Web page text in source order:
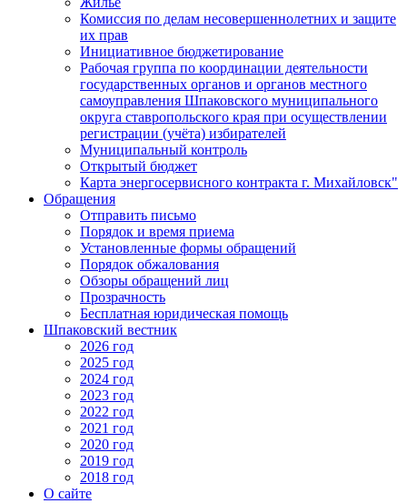
Комиссия по делам несовершеннолетних и защите
их прав
Инициативное бюджетирование
Рабочая группа по координации деятельности
государственных органов и органов местного
самоуправления Шпаковского муниципального
округа ставропольского края при осуществлении
регистрации (учёта) избирателей
Муниципальный контроль
Открытый бюджет
Карта энергосервисного контракта г. Михайловск"
Обращения
Отправить письмо
Порядок и время приема
Установленные формы обращений
Порядок обжалования
Обзоры обращений лиц
Прозрачность
Бесплатная юридическая помощь
Шпаковский вестник
2026 год
2025 год
2024 год
2023 год
2022 год
2021 год
2020 год
2019 год
2018 год
О сайте